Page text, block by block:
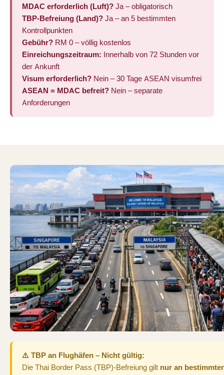
MDAC erforderlich (Luft)? Ja – obligatorisch
TBP-Befreiung (Land)? Ja – an 5 bestimmten
Kontrollpunkten
Gebühr? RM 0 – völlig kostenlos
Einreichungszeitraum: Innerhalb von 72 Stunden vor
der Ankunft
Visum erforderlich? Nein – 30 Tage ASEAN visumfrei
ASEAN = MDAC befreit? Nein – separate
Anforderungen
⚠️ TBP an Flughäfen – Nicht gültig:
Die Thai Border Pass (TBP)-Befreiung gilt nur an